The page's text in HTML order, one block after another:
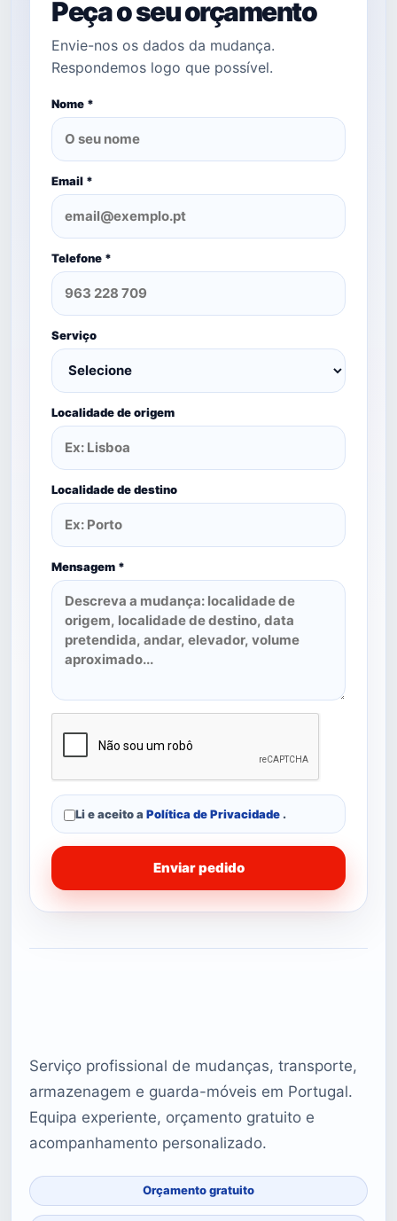
Peça o seu orçamento
Envie-nos os dados da mudança.
Respondemos logo que possível.
Nome *
Email *
Telefone *
Serviço
Localidade de origem
Localidade de destino
Mensagem *
Li e aceito a Política de Privacidade .
Enviar pedido
Serviço profissional de mudanças, transporte,
armazenagem e guarda-móveis em Portugal.
Equipa experiente, orçamento gratuito e
acompanhamento personalizado.
Orçamento gratuito